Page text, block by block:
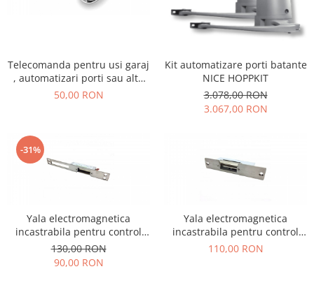
Telecomanda pentru usi garaj
, automatizari porti sau alte
automatizari cu cod fix QN-50,00 RON
Kit automatizare porti batante
NICE HOPPKIT
3.078,00 RON
3.067,00 RON
-31%
Yala electromagnetica
incastrabila pentru control
acces, NC, 12V 120mA (mare)
130,00 RON
90,00 RON
Yala electromagnetica
incastrabila pentru control
acces, NC, 12V 120mA (mica)
110,00 RON